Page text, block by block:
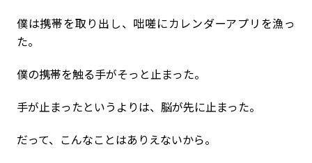
僕は携帯を取り出し、咄嗟にカレンダーアプリを漁っ
た。
僕の携帯を触る手がそっと止まった。
手が止まったというよりは、脳が先に止まった。
だって、こんなことはありえないから。